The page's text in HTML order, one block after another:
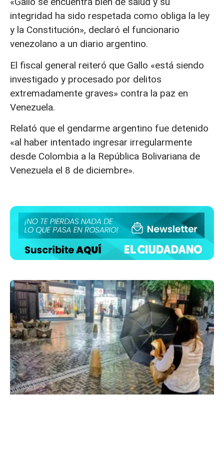
integridad ha sido respetada como obliga la ley
y la Constitución», declaró el funcionario
venezolano a un diario argentino.
El fiscal general reiteró que Gallo «está siendo
investigado y procesado por delitos
extremadamente graves» contra la paz en
Venezuela.
Relató que el gendarme argentino fue detenido
«al haber intentado ingresar irregularmente
desde Colombia a la República Bolivariana de
Venezuela el 8 de diciembre».